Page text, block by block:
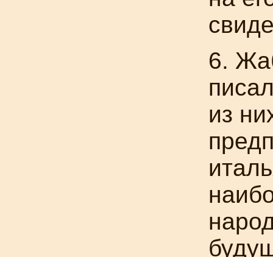
6.
из